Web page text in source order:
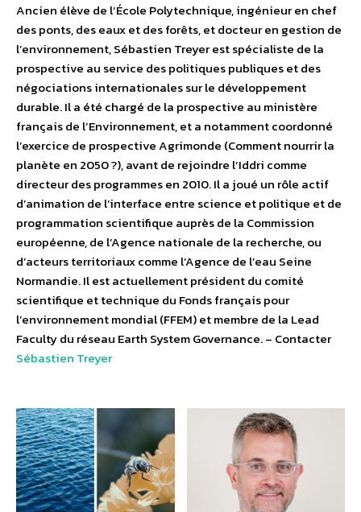
Ancien élève de l’École Polytechnique, ingénieur en chef
des ponts, des eaux et des forêts, et docteur en gestion de
l’environnement, Sébastien Treyer est spécialiste de la
prospective au service des politiques publiques et des
négociations internationales sur le développement
durable. Il a été chargé de la prospective au ministère
français de l’Environnement, et a notamment coordonné
l’exercice de prospective Agrimonde (Comment nourrir la
planète en 2050 ?), avant de rejoindre l’Iddri comme
directeur des programmes en 2010. Il a joué un rôle actif
d’animation de l’interface entre science et politique et de
programmation scientifique auprès de la Commission
européenne, de l’Agence nationale de la recherche, ou
d’acteurs territoriaux comme l’Agence de l’eau Seine
Normandie. Il est actuellement président du comité
scientifique et technique du Fonds français pour
l’environnement mondial (FFEM) et membre de la Lead
Faculty du réseau Earth System Governance. – Contacter
Sébastien Treyer